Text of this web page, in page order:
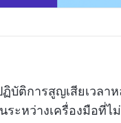
บัติการสูญเสียเวลา
ระหว่างเครื่องมือที่ไ